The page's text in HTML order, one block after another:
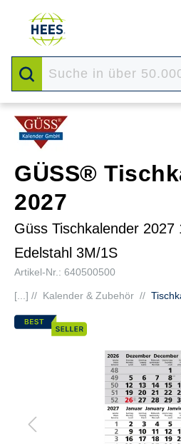
GÜSS®
2027
Güss Tischkalender 2027
Edelstahl 3M/1S
Artikel-Nr.: 640500500
[...] // Kalender & Zubehör //